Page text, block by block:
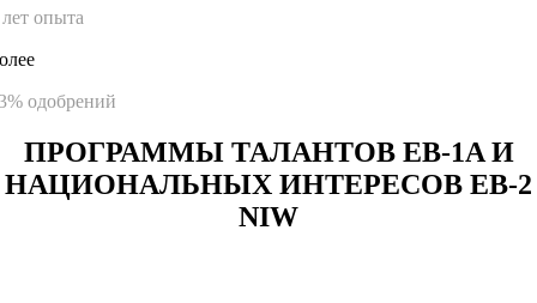
опыта
одобрений
ПРОГРАММЫ ТАЛАНТОВ EB-1A И
НАЦИОНАЛЬНЫХ ИНТЕРЕСОВ EB-2
NIW